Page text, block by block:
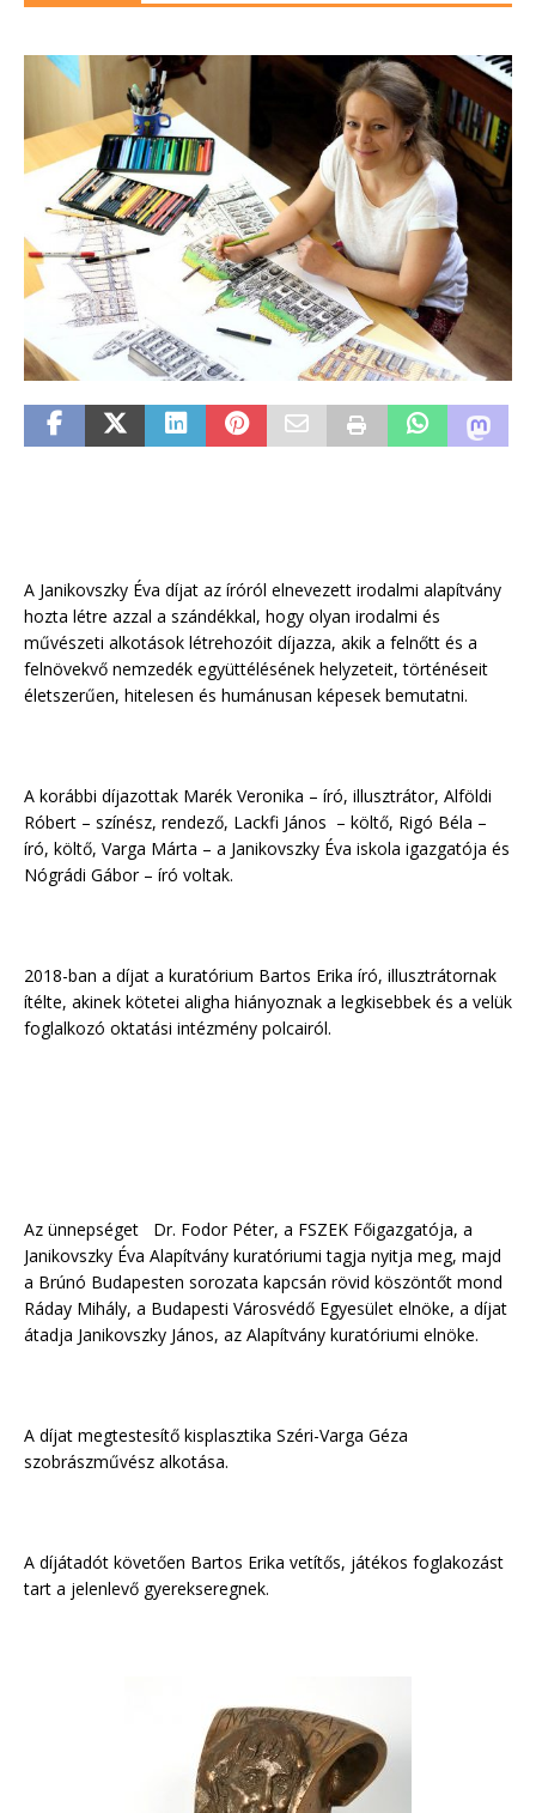
A Janikovszky Éva díjat az íróról elnevezett irodalmi alapítvány
hozta létre azzal a szándékkal, hogy olyan irodalmi és
művészeti alkotások létrehozóit díjazza, akik a felnőtt és a
felnövekvő nemzedék együttélésének helyzeteit, történéseit
életszerűen, hitelesen és humánusan képesek bemutatni.
A korábbi díjazottak Marék Veronika – író, illusztrátor, Alföldi
Róbert – színész, rendező, Lackfi János – költő, Rigó Béla –
író, költő, Varga Márta – a Janikovszky Éva iskola igazgatója és
Nógrádi Gábor – író voltak.
2018-ban a díjat a kuratórium Bartos Erika író, illusztrátornak
ítélte, akinek kötetei aligha hiányoznak a legkisebbek és a velük
foglalkozó oktatási intézmény polcairól.
Az ünnepséget Dr. Fodor Péter, a FSZEK Főigazgatója, a
Janikovszky Éva Alapítvány kuratóriumi tagja nyitja meg, majd
a Brúnó Budapesten sorozata kapcsán rövid köszöntőt mond
Ráday Mihály, a Budapesti Városvédő Egyesület elnöke, a díjat
átadja Janikovszky János, az Alapítvány kuratóriumi elnöke.
A díjat megtestesítő kisplasztika Széri-Varga Géza
szobrászművész alkotása.
A díjátadót követően Bartos Erika vetítős, játékos foglakozást
tart a jelenlevő gyerekseregnek.